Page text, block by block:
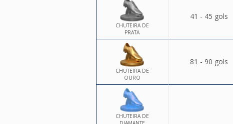
CHUTEIRA DE
PRATA
41 - 45 gols
CHUTEIRA DE
OURO
81 - 90 gols
CHUTEIRA DE